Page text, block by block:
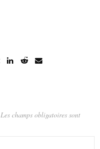
Les champs obligatoires sont